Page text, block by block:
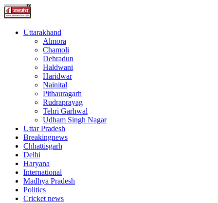
Uttarakhand
Almora
Chamoli
Dehradun
Haldwani
Haridwar
Nainital
Pithauragarh
Rudraprayag
Tehri Garhwal
Udham Singh Nagar
Uttar Pradesh
Breakingnews
Chhattisgarh
Delhi
Haryana
International
Madhya Pradesh
Politics
Cricket news